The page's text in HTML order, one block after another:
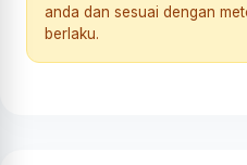
anda dan sesuai dengan
berlaku.